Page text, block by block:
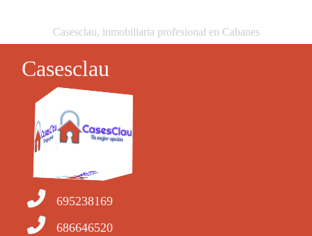
Casesclau, inmobiliaria profesional en Cabanes
Casesclau
695238169
686646520